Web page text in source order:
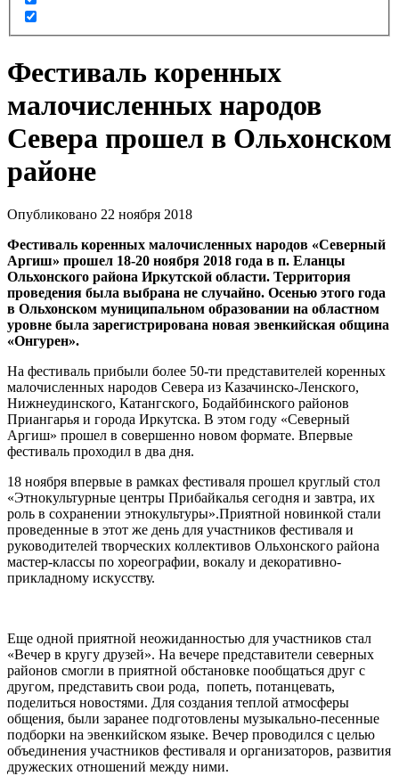
Фестиваль коренных
малочисленных народов
Севера прошел в Ольхонском
районе
Опубликовано 22 ноября 2018
Фестиваль коренных малочисленных народов «Северный
Аргиш» прошел 18-20 ноября 2018 года в п. Еланцы
Ольхонского района Иркутской области. Территория
проведения была выбрана не случайно. Осенью этого года
в Ольхонском муниципальном образовании на областном
уровне была зарегистрирована новая эвенкийская община
«Онгурен».
На фестиваль прибыли более 50-ти представителей коренных
малочисленных народов Севера из Казачинско-Ленского,
Нижнеудинского, Катангского, Бодайбинского районов
Приангарья и города Иркутска. В этом году «Северный
Аргиш» прошел в совершенно новом формате. Впервые
фестиваль проходил в два дня.
18 ноября впервые в рамках фестиваля прошел круглый стол
«Этнокультурные центры Прибайкалья сегодня и завтра, их
роль в сохранении этнокультуры».Приятной новинкой стали
проведенные в этот же день для участников фестиваля и
руководителей творческих коллективов Ольхонского района
мастер-классы по хореографии, вокалу и декоративно-
прикладному искусству.
Еще одной приятной неожиданностью для участников стал
«Вечер в кругу друзей». На вечере представители северных
районов смогли в приятной обстановке пообщаться друг с
другом, представить свои рода, попеть, потанцевать,
поделиться новостями. Для создания теплой атмосферы
общения, были заранее подготовлены музыкально-песенные
подборки на эвенкийском языке. Вечер проводился с целью
объединения участников фестиваля и организаторов, развития
дружеских отношений между ними.